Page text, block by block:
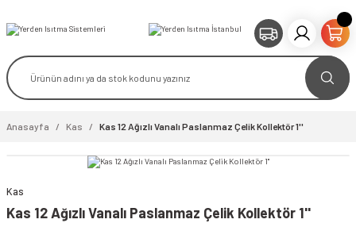
Anasayfa Kas Kas 12 Ağızlı Vanalı Paslanmaz Çelik Kollektör 1''
Kas
Kas 12 Ağızlı Vanalı Paslanmaz Çelik Kollektör 1''